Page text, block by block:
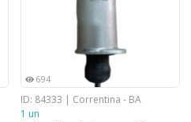
694
ID: 84333 | Correntina - BA
1 un